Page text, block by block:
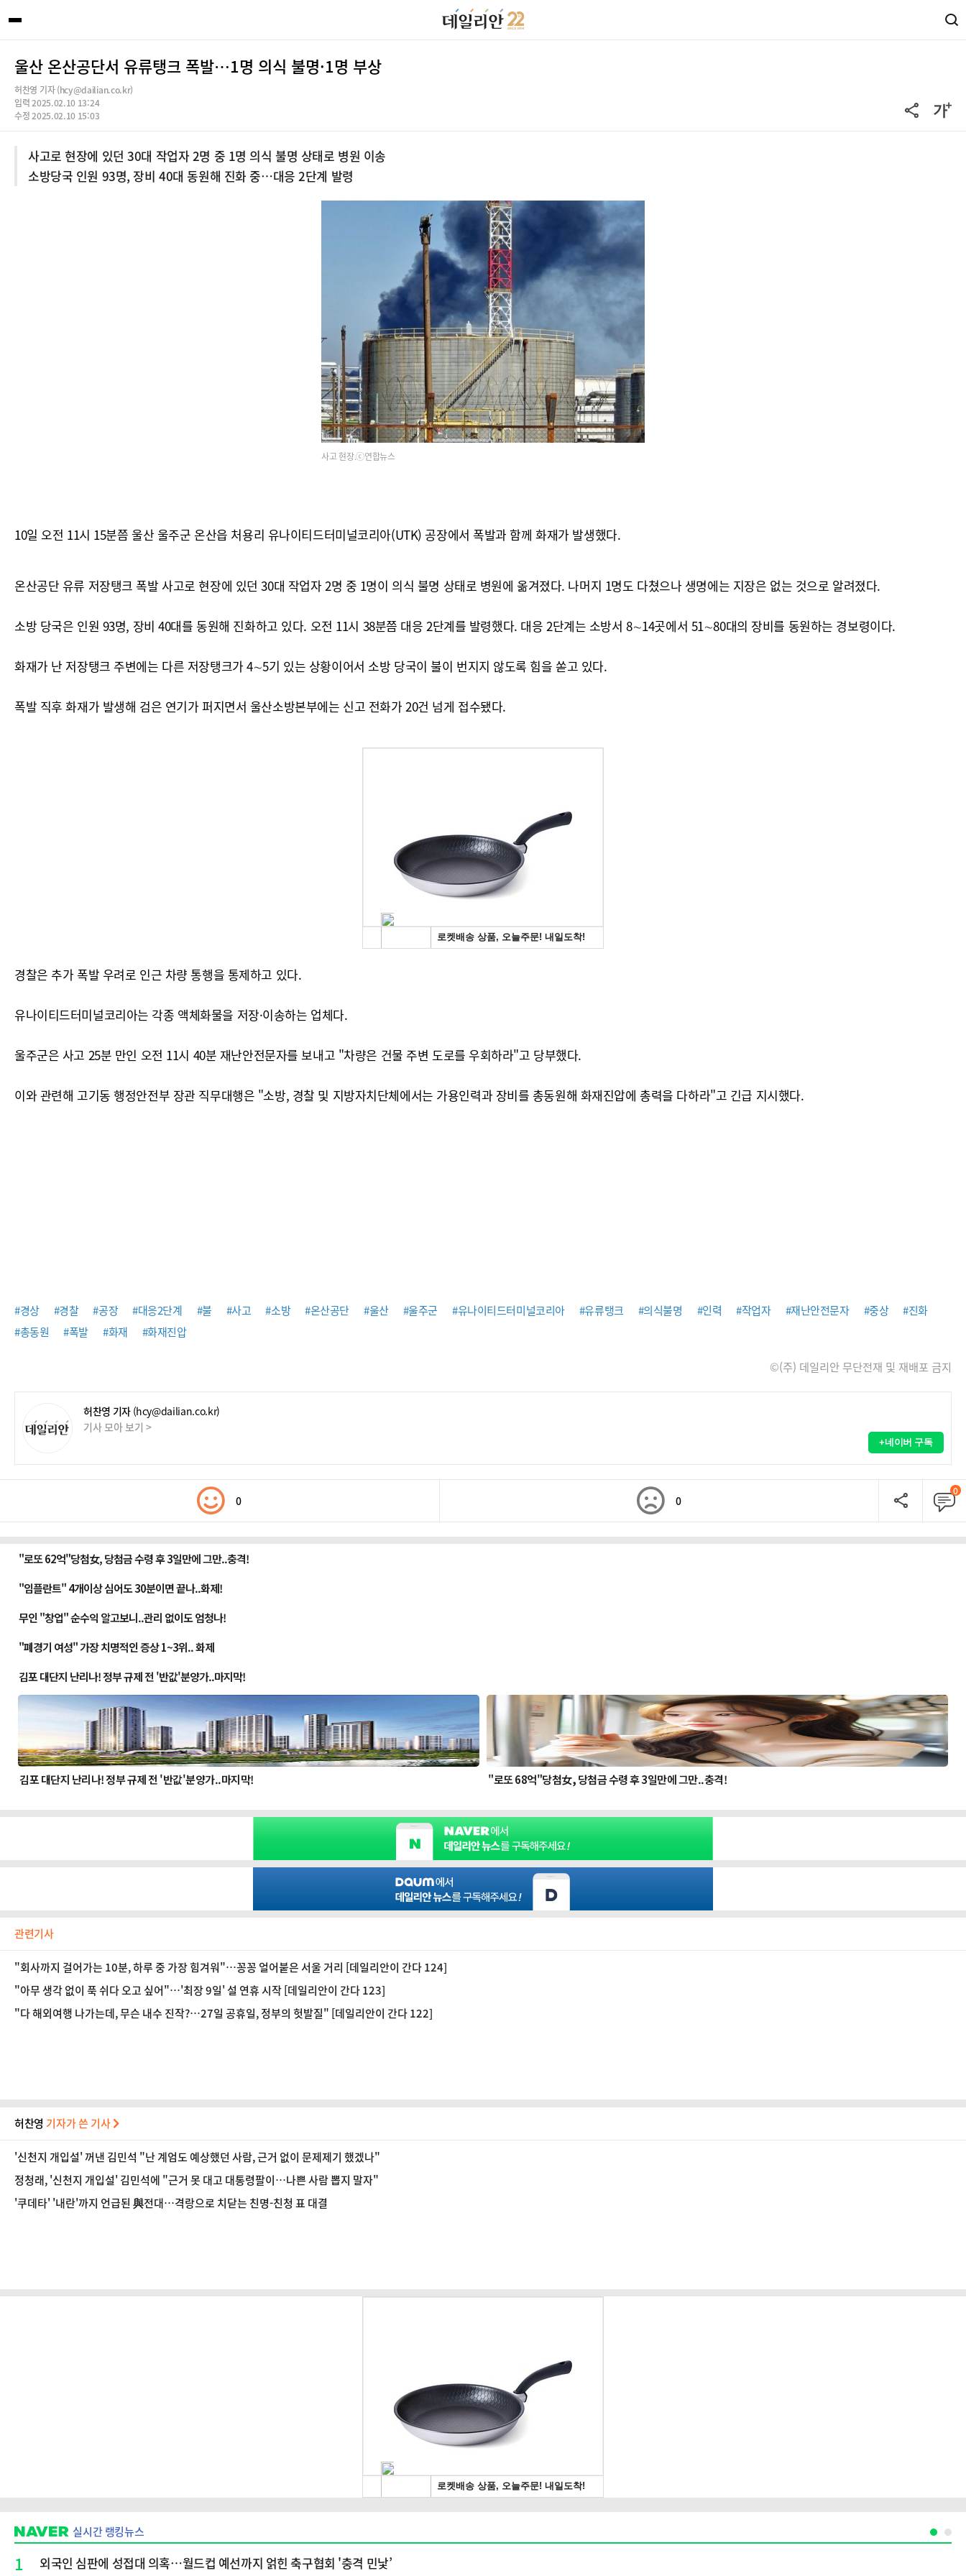
울산 온산공단서 유류탱크 폭발…1명 의식 불명·1명 부상
허찬영 기자 (hcy@dailian.co.kr)
입력 2025.02.10 13:24
수정 2025.02.10 15:03
사고로 현장에 있던 30대 작업자 2명 중 1명 의식 불명 상태로 병원 이송
소방당국 인원 93명, 장비 40대 동원해 진화 중…대응 2단계 발령
사고 현장.ⓒ연합뉴스
10일 오전 11시 15분쯤 울산 울주군 온산읍 처용리 유나이티드터미널코리아(UTK) 공장에서 폭발과 함께 화재가 발생했다.
온산공단 유류 저장탱크 폭발 사고로 현장에 있던 30대 작업자 2명 중 1명이 의식 불명 상태로 병원에 옮겨졌다. 나머지 1명도 다쳤으나 생명에는 지장은 없는 것으로 알려졌다.
소방 당국은 인원 93명, 장비 40대를 동원해 진화하고 있다. 오전 11시 38분쯤 대응 2단계를 발령했다. 대응 2단계는 소방서 8∼14곳에서 51∼80대의 장비를 동원하는 경보령이다.
화재가 난 저장탱크 주변에는 다른 저장탱크가 4∼5기 있는 상황이어서 소방 당국이 불이 번지지 않도록 힘을 쏟고 있다.
폭발 직후 화재가 발생해 검은 연기가 퍼지면서 울산소방본부에는 신고 전화가 20건 넘게 접수됐다.
경찰은 추가 폭발 우려로 인근 차량 통행을 통제하고 있다.
유나이티드터미널코리아는 각종 액체화물을 저장·이송하는 업체다.
울주군은 사고 25분 만인 오전 11시 40분 재난안전문자를 보내고 "차량은 건물 주변 도로를 우회하라"고 당부했다.
이와 관련해 고기동 행정안전부 장관 직무대행은 "소방, 경찰 및 지방자치단체에서는 가용인력과 장비를 총동원해 화재진압에 총력을 다하라"고 긴급 지시했다.
#경상 #경찰 #공장 #대응2단계 #불 #사고 #소방 #온산공단 #울산 #울주군 #유나이티드터미널코리아 #유류탱크 #의식불명 #인력 #작업자 #재난안전문자 #중상
#진화
#총동원
#폭발 #화재 #화재진압
©(주) 데일리안 무단전재 및 재배포 금지
허찬영 기자 (hcy@dailian.co.kr)
기사 모아 보기 >
+네이버 구독
0 0
0
관련기사
"회사까지 걸어가는 10분, 하루 중 가장 힘겨워"…꽁꽁 얼어붙은 서울 거리 [데일리안이 간다 124]
"아무 생각 없이 푹 쉬다 오고 싶어"…'최장 9일' 설 연휴 시작 [데일리안이 간다 123]
"다 해외여행 나가는데, 무슨 내수 진작?…27일 공휴일, 정부의 헛발질" [데일리안이 간다 122]
허찬영 기자가 쓴 기사
'신천지 개입설' 꺼낸 김민석 "난 계엄도 예상했던 사람, 근거 없이 문제제기 했겠나"
정청래, '신천지 개입설' 김민석에 "근거 못 대고 대통령팔이…나쁜 사람 뽑지 말자"
'쿠데타' '내란'까지 언급된 與전대…격랑으로 치닫는 친명-친청 표 대결
실시간 랭킹뉴스
1 외국인 심판에 성접대 의혹…월드컵 예선까지 얽힌 축구협회 '충격 민낯’